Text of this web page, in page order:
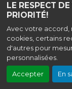
LE RESPECT
PRIORITÉ!
Avec votre accord,
cookies, certains
d'autres pour
personnalisées.
Accepter En